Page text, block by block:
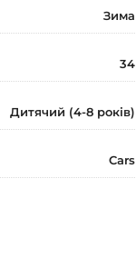
Зима
34
Дитячий (4-8 років)
Cars